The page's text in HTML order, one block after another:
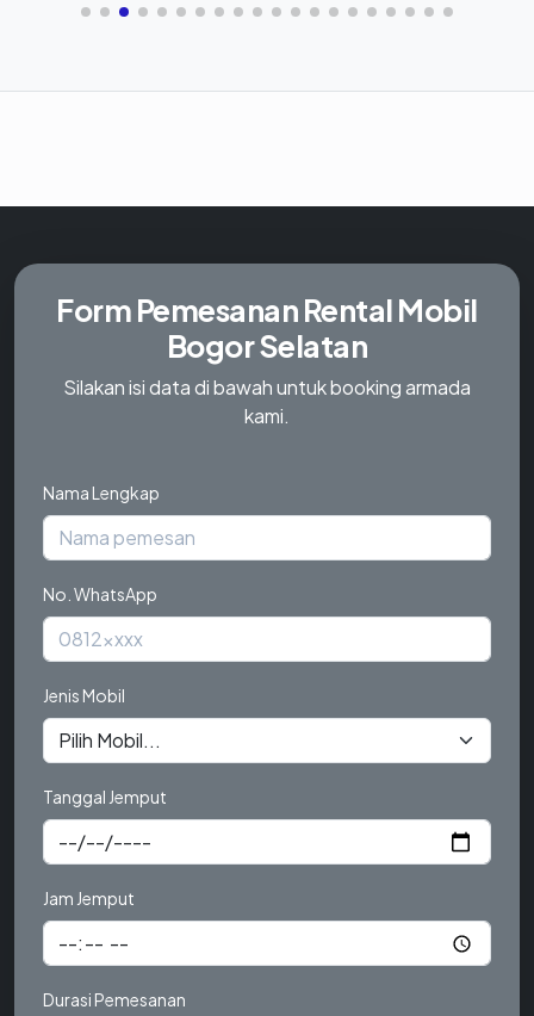
Form PemesananRental Mobil
Bogor Selatan
Silakan isi data di bawah untuk booking armada
kami.
Nama Lengkap
No. WhatsApp
Jenis Mobil
Tanggal Jemput
Jam Jemput
Durasi Pemesanan